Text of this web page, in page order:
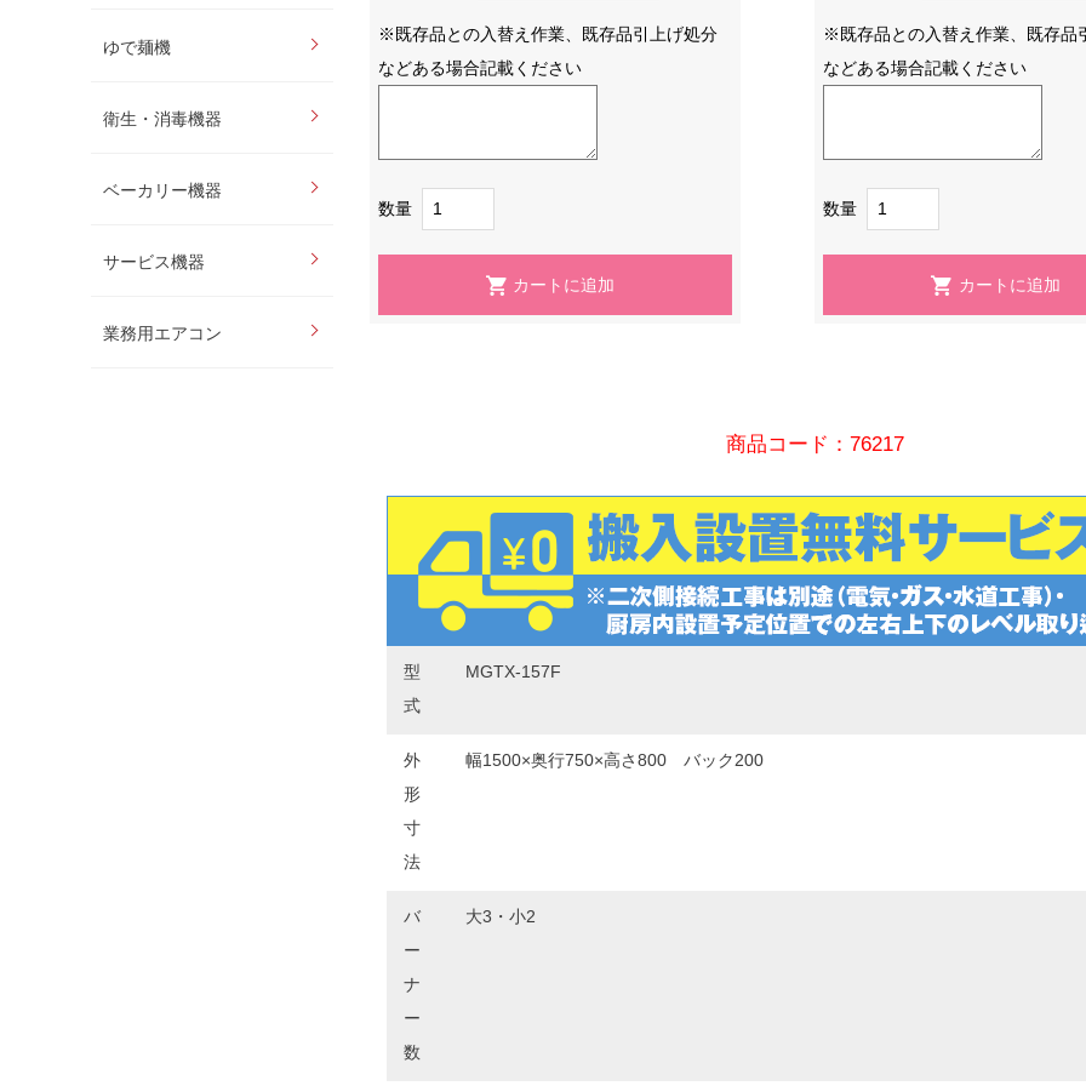
ゆで麺機
衛生・消毒機器
ベーカリー機器
サービス機器
業務用エアコン
※既存品との入替え作業、既存品引上げ処分
などある場合記載ください
数量
※既存品との入替え作業、既存品
などある場合記載ください
数量
商品コード：76217
型
式
MGTX-157F
外
形
寸
法
幅1500×奥行750×高さ800 バック200
バ
ー
ナ
ー
数
大3・小2